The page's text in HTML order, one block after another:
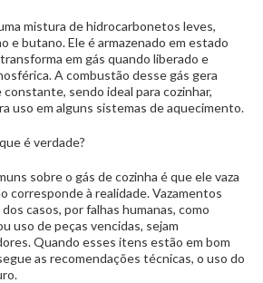
mistura de hidrocarbonetos leves,
e butano. Ele é armazenado em estado
em gás quando liberado e
A combustão desse gás gera
constante, sendo ideal para cozinhar,
uso em alguns sistemas de aquecimento.
é verdade?
sobre o gás de cozinha é que ele vaza
corresponde à realidade. Vazamentos
casos, por falhas humanas, como
uso de peças vencidas, sejam
Quando esses itens estão em bom
as recomendações técnicas, o uso do